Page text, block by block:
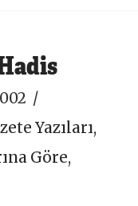
Yazıları,
Göre,